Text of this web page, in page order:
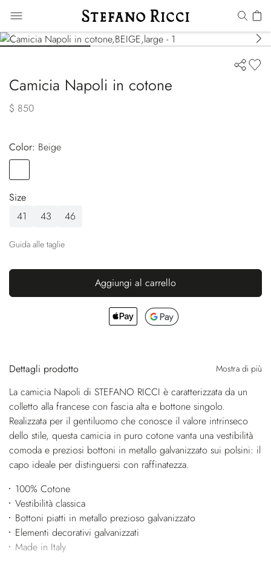
Camicia Napoli in cotone
$ 850
Color:
beige
Size
41
43 46
Guida alle taglie
Aggiungi al carrello
Dettagli prodotto Mostra di più
La camicia Napoli di STEFANO RICCI è caratterizzata da un
colletto alla francese con fascia alta e bottone singolo.
Realizzata per il gentiluomo che conosce il valore intrinseco
dello stile, questa camicia in puro cotone vanta una vestibilità
comoda e preziosi bottoni in metallo galvanizzato sui polsini: il
capo ideale per distinguersi con raffinatezza.
100% Cotone
Vestibilità classica
Bottoni piatti in metallo prezioso galvanizzato
Elementi decorativi galvanizzati
Made in Italy